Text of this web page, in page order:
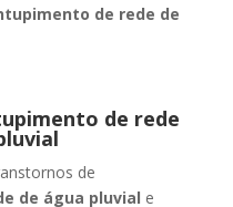
de rede de
de rede
de
de água pluvial e